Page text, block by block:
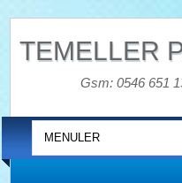
TEMELLER
Gsm: 0546 651